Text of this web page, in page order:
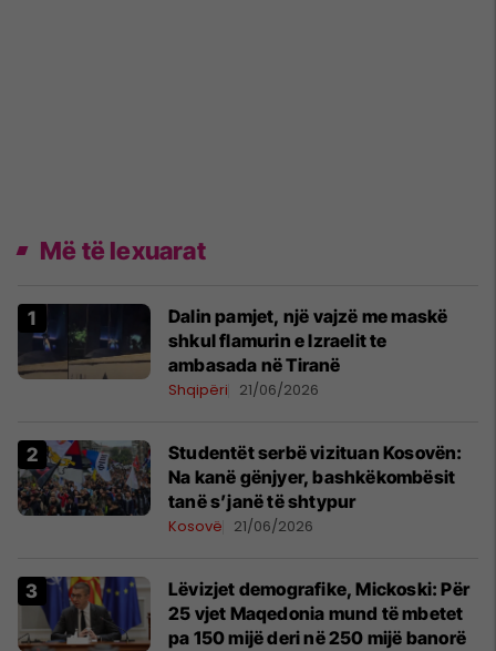
Më të lexuarat
Dalin pamjet, një vajzë me maskë
shkul flamurin e Izraelit te
ambasada në Tiranë
Shqipëri 21/06/2026
Studentët serbë vizituan Kosovën:
Na kanë gënjyer, bashkëkombësit
tanë s’janë të shtypur
Kosovë 21/06/2026
Lëvizjet demografike, Mickoski: Për
25 vjet Maqedonia mund të mbetet
pa 150 mijë deri në 250 mijë banorë